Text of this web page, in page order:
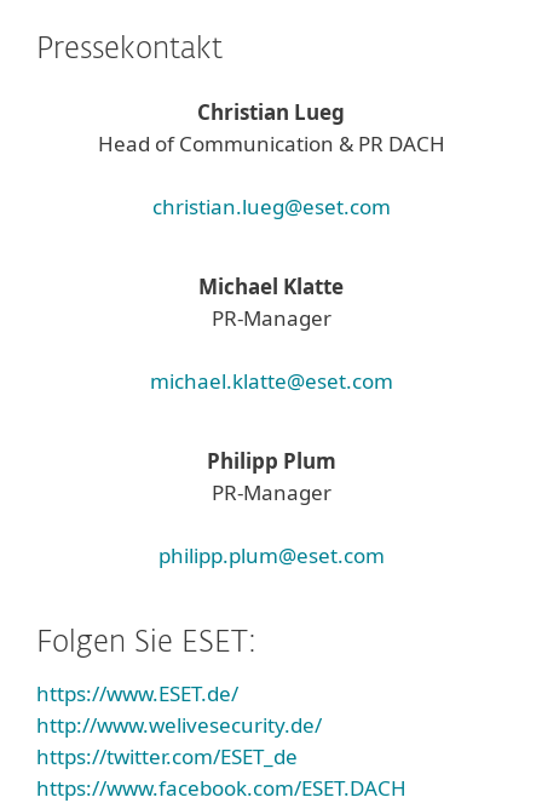
Pressekontakt
Christian Lueg
Head of Communication & PR DACH
christian.lueg@eset.com
Michael Klatte
PR-Manager
michael.klatte@eset.com
Philipp Plum
PR-Manager
philipp.plum@eset.com
Folgen Sie ESET:
https://www.ESET.de/
http://www.welivesecurity.de/
https://twitter.com/ESET_de
https://www.facebook.com/ESET.DACH